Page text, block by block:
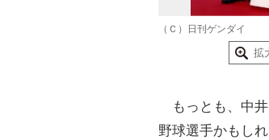
（Ｃ）日刊ゲンダイ
拡
もっとも、中井
野球選手かもし